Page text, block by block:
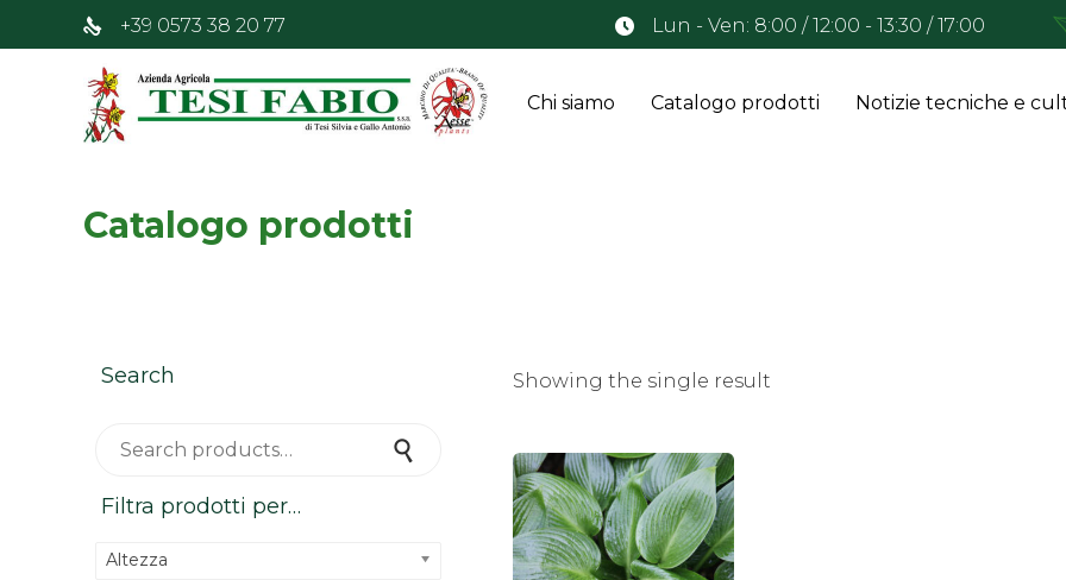
+39 0573 38 20 77 Lun - Ven: 8:00 / 12:00 - 13:30 / 17:00
Chi siamo Catalogo prodotti Notizie tecniche e
Catalogo prodotti
Showing the single result
Search
Search
Filtra prodotti per…
Altezza